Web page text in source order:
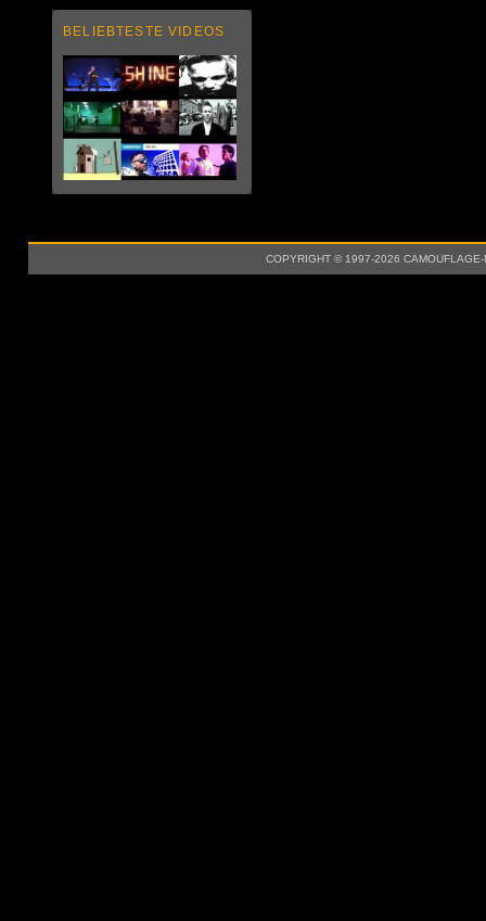
BELIEBTESTE VIDEOS
COPYRIGHT © 1997-2026 CAMOUFLAGE-